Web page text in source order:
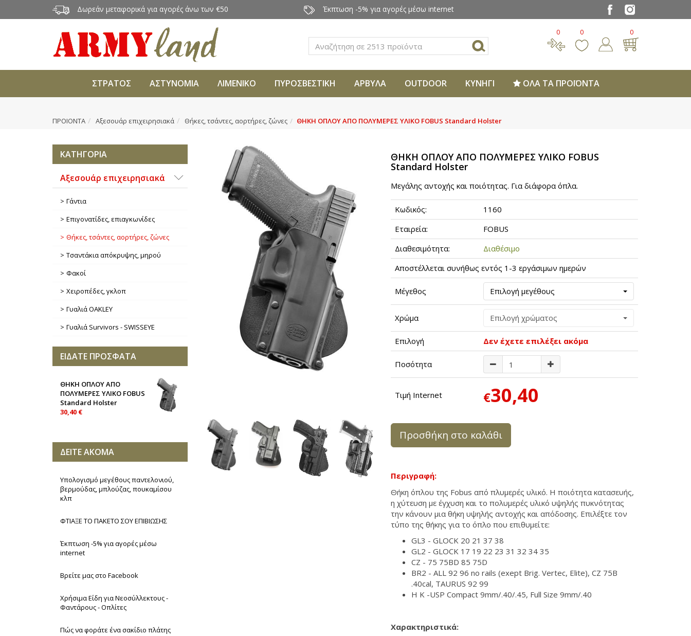
Δωρεάν μεταφορικά για αγορές άνω των €50 Έκπτωση -5% για αγορές μέσω internet
Αναζήτηση
0 0 0
ΣΤΡΑΤΟΣ ΑΣΤΥΝΟΜΙΑ ΛΙΜΕΝΙΚΟ ΠΥΡΟΣΒΕΣΤΙΚΗ ΑΡΒΥΛΑ OUTDOOR ΚΥΝΗΓΙ ΟΛΑ ΤΑ ΠΡΟΪΟΝΤΑ
ΠΡΟΙΟΝΤΑ Αξεσουάρ επιχειρησιακά Θήκες, τσάντες, αορτήρες, ζώνες ΘΗΚΗ ΟΠΛΟΥ ΑΠΟ ΠΟΛΥΜΕΡΕΣ ΥΛΙΚΟ FOBUS Standard Holster
ΚΑΤΗΓΟΡΙΑ
Αξεσουάρ επιχειρησιακά
Γάντια
Επιγονατίδες, επιαγκωνίδες
Θήκες, τσάντες, αορτήρες, ζώνες
Τσαντάκια απόκρυψης, μηρού
Φακοί
Χειροπέδες, γκλοπ
Γυαλιά OAKLEY
Γυαλιά Survivors - SWISSEYE
ΕΙΔΑΤΕ ΠΡΟΣΦΑΤΑ
ΘΗΚΗ ΟΠΛΟΥ ΑΠΟ
ΠΟΛΥΜΕΡΕΣ ΥΛΙΚΟ FOBUS
Standard Holster
30,40 €
ΔΕΙΤΕ ΑΚΟΜΑ
Υπολογισμό μεγέθους παντελονιού,
βερμούδας, μπλούζας, πουκαμίσου
κλπ
ΦΤΙΑΞΕ ΤΟ ΠΑΚΕΤΟ ΣΟΥ ΕΠΙΒΙΩΣΗΣ
Έκπτωση -5% για αγορές μέσω
internet
Βρείτε μας στο Facebook
Χρήσιμα Είδη για Νεοσύλλεκτους -
Φαντάρους - Οπλίτες
Πώς να φοράτε ένα σακίδιο πλάτης
ΘΗΚΗ ΟΠΛΟΥ ΑΠΟ ΠΟΛΥΜΕΡΕΣ ΥΛΙΚΟ FOBUS
Standard Holster
Mεγάλης αντοχής και ποιότητας. Για διάφορα όπλα.
Κωδικός:
1160
Εταιρεία:
FOBUS
Διαθεσιμότητα:
Διαθέσιμο
Αποστέλλεται συνήθως εντός 1-3 εργάσιμων ημερών
Μέγεθος Επιλογή μεγέθους
Χρώμα Επιλογή χρώματος
Επιλογή Δεν έχετε επιλέξει ακόμα
Ποσότητα
Τιμή Internet €30,40
Προσθήκη στο καλάθι
Περιγραφή:
Θήκη όπλου της Fobus από πλυμερές υλικό. Η ποιότητα κατασευής,
η χύτευση με έγχυση και το πολυμερές υλικό υψηλής πυκνότητας
την κάνουν μια θήκη υψηλής αντοχής και απόδοσης. Επιλέξτε τον
τύπο της θήκης για το όπλο που επιθυμείτε:
GL3 - GLOCK 20 21 37 38
GL2 - GLOCK 17 19 22 23 31 32 34 35
CZ - 75 75BD 85 75D
BR2 - ALL 92 96 no rails (exept Brig. Vertec, Elite), CZ 75B
.40cal, TAURUS 92 99
H K -USP Compact 9mm/.40/.45, Full Size 9mm/.40
Χαρακτηριστικά: